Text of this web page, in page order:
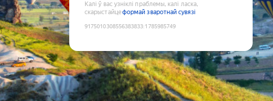
Калі ў вас узніклі праблемы, калі ласка,
скарыстайцеформай зваротнай сувязі
9175010308556383833:1785985749